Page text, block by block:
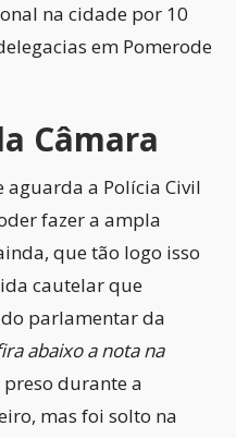
na cidade por 10
em Pomerode
Câmara
aguarda a Polícia Civil
fazer a ampla
que tão logo isso
cautelar que
parlamentar da
abaixo a nota na
durante a
mas foi solto na